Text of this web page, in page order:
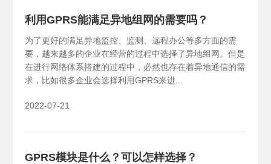
利用GPRS能满足异地组网的需要吗？
为了更好的满足异地监控、监测、远程办公等多方面的需
要，越来越多的企业在经营的过程中选择了异地组网。但是
在进行网络体系搭建的过程中，必然也存在着异地通信的需
求，比如很多企业会选择利用GPRS来进...
2022-07-21
GPRS模块是什么？可以怎样选择？